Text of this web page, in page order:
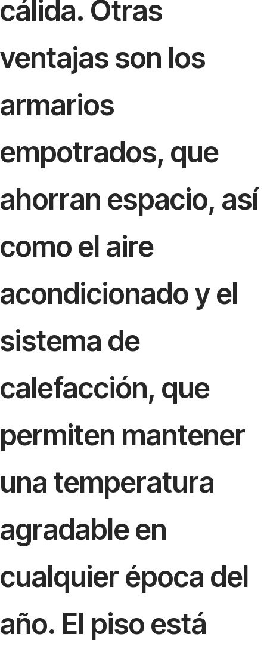
cálida. Otras
ventajas son los
armarios
empotrados, que
ahorran espacio, así
como el aire
acondicionado y el
sistema de
calefacción, que
permiten mantener
una temperatura
agradable en
cualquier época del
año. El piso está